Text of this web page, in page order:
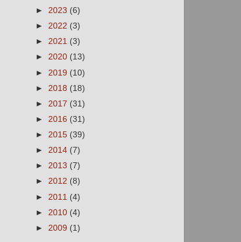
► 2023 (6)
► 2022 (3)
► 2021 (3)
► 2020 (13)
► 2019 (10)
► 2018 (18)
► 2017 (31)
► 2016 (31)
► 2015 (39)
► 2014 (7)
► 2013 (7)
► 2012 (8)
► 2011 (4)
► 2010 (4)
► 2009 (1)